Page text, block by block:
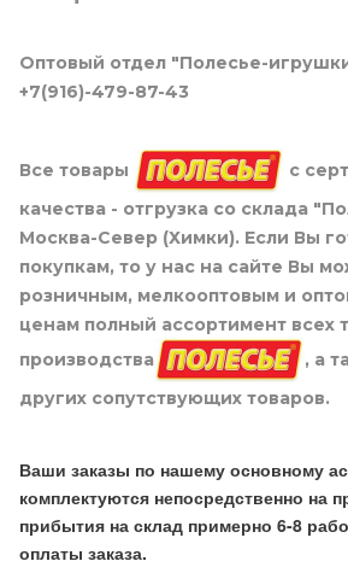
Оптовый отдел "Полесье-
+7(916)-479-87-43
Все товары
с
качества - отгрузка со склада
Москва-Север (Химки). Если Вы
покупкам, то у нас на сайте Вы
розничным, мелкооптовым и
ценам полный ассортимент всех
производства
, а
других сопутствующих товаров.
Ваши заказы по нашему основному
комплектуются непосредственно на
прибытия на склад примерно 6-8
оплаты заказа.